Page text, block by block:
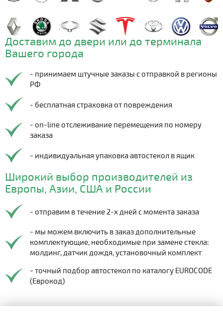
Доставим до двери или до терминала
Вашего города
- принимаем штучные заказы с отправкой в регионы
РФ
- бесплатная страховка от повреждения
- on-line отслеживание перемещения по номеру
заказа
- индивидуальная упаковка автостекол в ящик
Широкий выбор производителей из
Европы, Азии, США и России
- отправим в течение 2-х дней с момента заказа
- мы можем включить в заказ дополнительные
комплектующие, необходимые при замене стекла:
молдинг, датчик дождя, установочный комплект
- точный подбор автостекол по каталогу EUROCODE
(Еврокод)